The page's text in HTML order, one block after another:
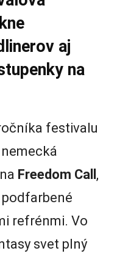
aj
na
festivalu
Freedom Call ,
refrénmi. Vo
svet plný